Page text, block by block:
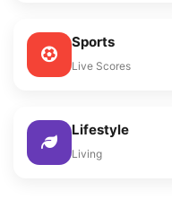
Sports
Live Scores
Lifestyle
Living